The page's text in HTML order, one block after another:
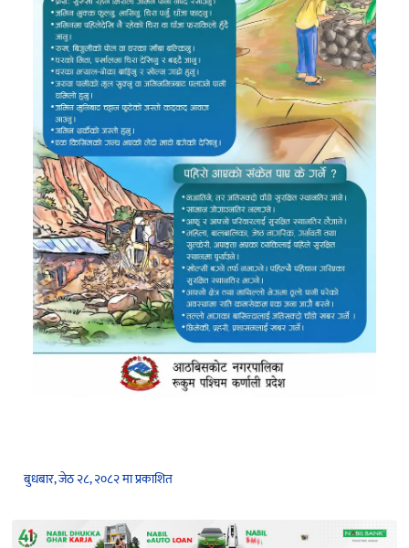
बुधबार, जेठ २८, २०८२ मा प्रकाशित